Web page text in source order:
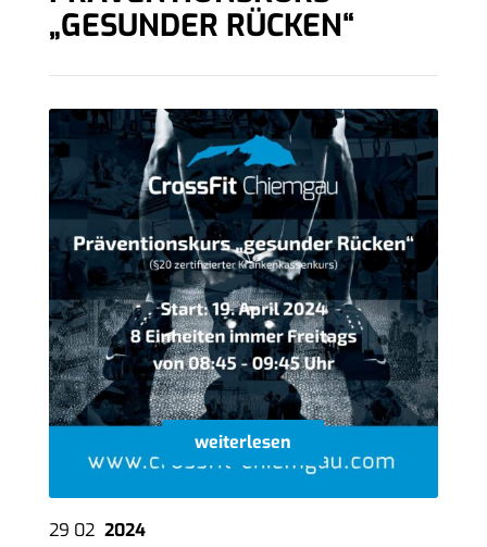
„GESUNDER RÜCKEN“
weiterlesen
29 02 2024